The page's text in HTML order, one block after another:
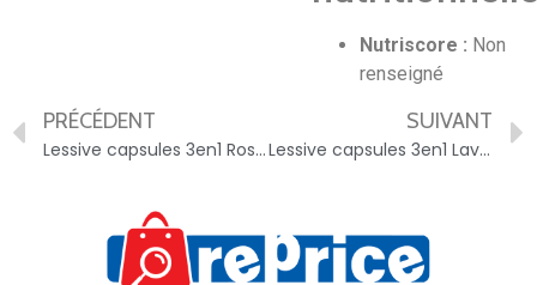
Nutriscore : Non
renseigné
PRÉCÉDENT
Lessive capsules 3en1 Rose et Lilas blanc OMO – 8720181510250
SUIVANT
Lessive capsules 3en1 Lavande Et Patchouli OMO – 8720181510267